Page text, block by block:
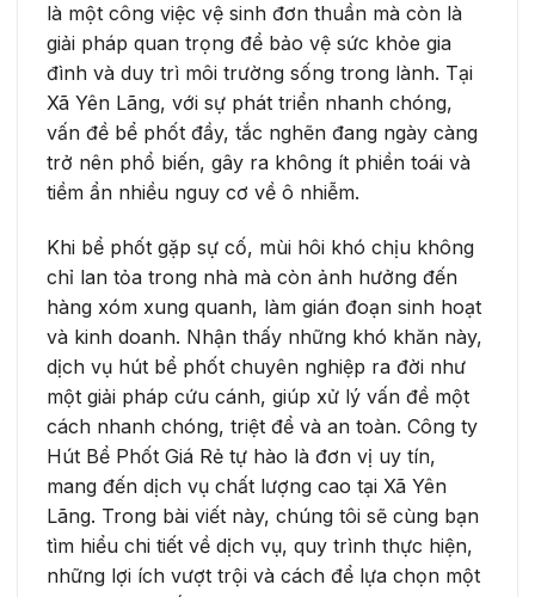
là một công việc vệ sinh đơn thuần mà còn là
giải pháp quan trọng để bảo vệ sức khỏe gia
đình và duy trì môi trường sống trong lành. Tại
Xã Yên Lãng, với sự phát triển nhanh chóng,
vấn đề bể phốt đầy, tắc nghẽn đang ngày càng
trở nên phổ biến, gây ra không ít phiền toái và
tiềm ẩn nhiều nguy cơ về ô nhiễm.
Khi bể phốt gặp sự cố, mùi hôi khó chịu không
chỉ lan tỏa trong nhà mà còn ảnh hưởng đến
hàng xóm xung quanh, làm gián đoạn sinh hoạt
và kinh doanh. Nhận thấy những khó khăn này,
dịch vụ hút bể phốt chuyên nghiệp ra đời như
một giải pháp cứu cánh, giúp xử lý vấn đề một
cách nhanh chóng, triệt để và an toàn. Công ty
Hút Bể Phốt Giá Rẻ tự hào là đơn vị uy tín,
mang đến dịch vụ chất lượng cao tại Xã Yên
Lãng. Trong bài viết này, chúng tôi sẽ cùng bạn
tìm hiểu chi tiết về dịch vụ, quy trình thực hiện,
những lợi ích vượt trội và cách để lựa chọn một